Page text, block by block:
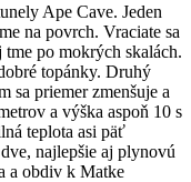
Ape Cave. Jeden
na povrch. Vraciate sa
po mokrých skalách.
topánky. Druhý
sa priemer zmenšuje a
a výška aspoň 10 s
teplota asi päť
najlepšie aj plynovú
a obdiv k Matke